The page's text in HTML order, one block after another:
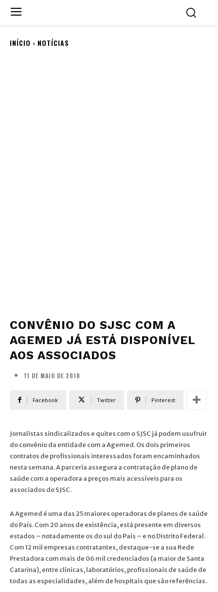
INÍCIO NOTÍCIAS
CONVÊNIO DO SJSC COM A
AGEMED JÁ ESTÁ DISPONÍVEL
AOS ASSOCIADOS
11 DE MAIO DE 2018
Facebook Twitter Pinterest
Jornalistas sindicalizados e quites com o SJSC já podem usufruir
do convênio da entidade com a Agemed. Os dois primeiros
contratos de profissionais interessados foram encaminhados
nesta semana. A parceria assegura a contratação de plano de
saúde com a operadora a preços mais acessíveis para os
associados do SJSC.
A Agemed é uma das 25 maiores operadoras de planos de saúde
do País. Com 20 anos de existência, está presente em diversos
estados – notadamente os do sul do País – e no Distrito Federal.
Com 12 mil empresas contratantes, destaque-se a sua Rede
Prestadora com mais de 06 mil credenciados (a maior de Santa
Catarina), entre clínicas, laboratórios, profissionais de saúde de
todas as especialidades, além de hospitais que são referências.